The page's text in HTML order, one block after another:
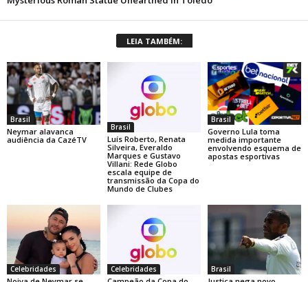
LEIA TAMBÉM:
Brasil
Neymar alavanca
audiência da CazéTV
Brasil
Luís Roberto, Renata
Silveira, Everaldo
Marques e Gustavo
Villani: Rede Globo
escala equipe de
transmissão da Copa do
Mundo de Clubes
Brasil
Governo Lula toma
medida importante
envolvendo esquema de
apostas esportivas
Celebridades Celebridades Brasil